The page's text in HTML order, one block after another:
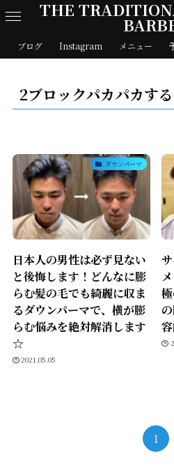
THE
ブログ Instagram メニュー
2ブロックパカパカする
ダウンパーマ
日本人の男性は必ず見ない
と後悔します！どんなに膨
らむ髪の毛でも綺麗に収ま
るダウンパーマで、横が膨
らむ悩みを絶対解消します
☆
2021.05.05
1